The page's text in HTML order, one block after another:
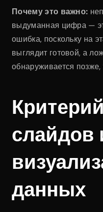
Почему это важно:
выдуманная цифра —
ошибка, поскольку на
выглядит готовой, а
обнаруживается
слайдов
данных